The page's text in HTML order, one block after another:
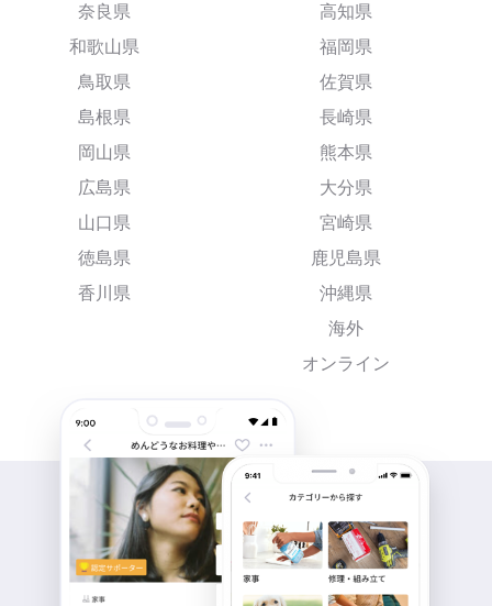
奈良県
和歌山県
鳥取県
島根県
岡山県
広島県
山口県
徳島県
香川県
高知県
福岡県
佐賀県
長崎県
熊本県
大分県
宮崎県
鹿児島県
沖縄県
海外
オンライン